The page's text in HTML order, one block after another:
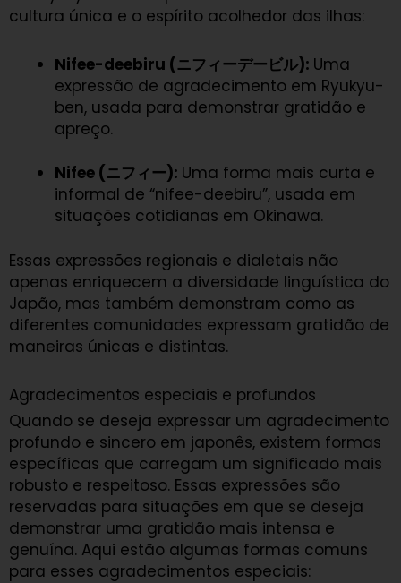
cultura única e o espírito acolhedor das ilhas:
Nifee-deebiru (ニフィーデービル): Uma
expressão de agradecimento em Ryukyu-
ben, usada para demonstrar gratidão e
apreço.
Nifee (ニフィー): Uma forma mais curta e
informal de “nifee-deebiru”, usada em
situações cotidianas em Okinawa.
Essas expressões regionais e dialetais não
apenas enriquecem a diversidade linguística do
Japão, mas também demonstram como as
diferentes comunidades expressam gratidão de
maneiras únicas e distintas.
Agradecimentos especiais e profundos
Quando se deseja expressar um agradecimento
profundo e sincero em japonês, existem formas
específicas que carregam um significado mais
robusto e respeitoso. Essas expressões são
reservadas para situações em que se deseja
demonstrar uma gratidão mais intensa e
genuína. Aqui estão algumas formas comuns
para esses agradecimentos especiais: